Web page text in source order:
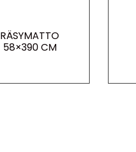
RÄSYMATTO
58×390 CM